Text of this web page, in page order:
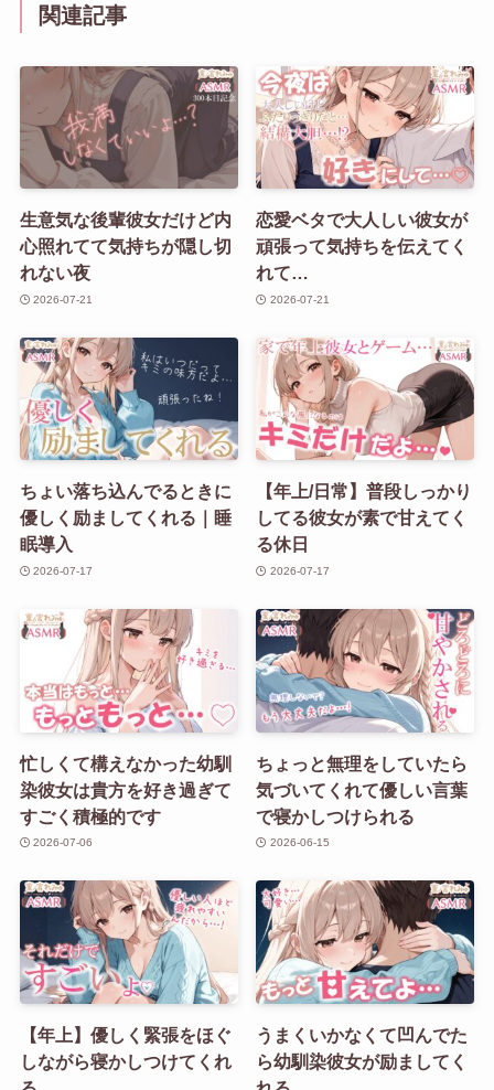
関連記事
生意気な後輩彼女だけど内
心照れてて気持ちが隠し切
れない夜
2026-07-21
恋愛ベタで大人しい彼女が
頑張って気持ちを伝えてく
れて…
2026-07-21
ちょい落ち込んでるときに
優しく励ましてくれる｜睡
眠導入
2026-07-17
【年上/日常】普段しっかり
してる彼女が素で甘えてく
る休日
2026-07-17
忙しくて構えなかった幼馴
染彼女は貴方を好き過ぎて
すごく積極的です
2026-07-06
ちょっと無理をしていたら
気づいてくれて優しい言葉
で寝かしつけられる
2026-06-15
【年上】優しく緊張をほぐ
しながら寝かしつけてくれ
うまくいかなくて凹んでた
ら幼馴染彼女が励ましてく